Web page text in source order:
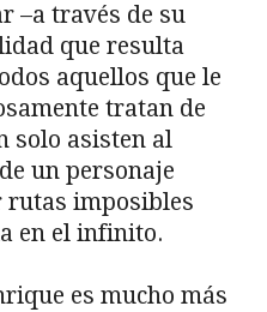
–a través de su
que resulta
aquellos que le
tratan de
solo asisten al
un personaje
rutas imposibles
en el infinito.
es mucho más